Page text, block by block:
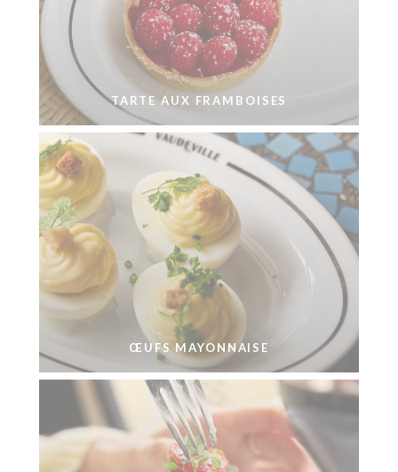
TARTE AUX FRAMBOISES
ŒUFS MAYONNAISE